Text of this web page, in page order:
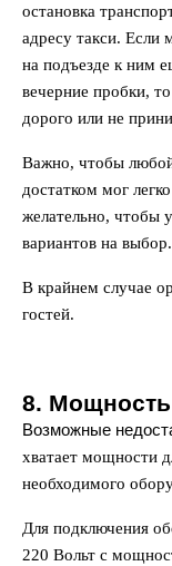
остановка
адресу такси. Если
на подъезде к ним
вечерние пробки,
дорого или не
Важно, чтобы
достатком мог
желательно, чтобы
вариантов на выбор.
В крайнем случае
гостей.
8. Мощность
Возможные
хватает мощности
необходимого
Для подключения
220 Вольт с